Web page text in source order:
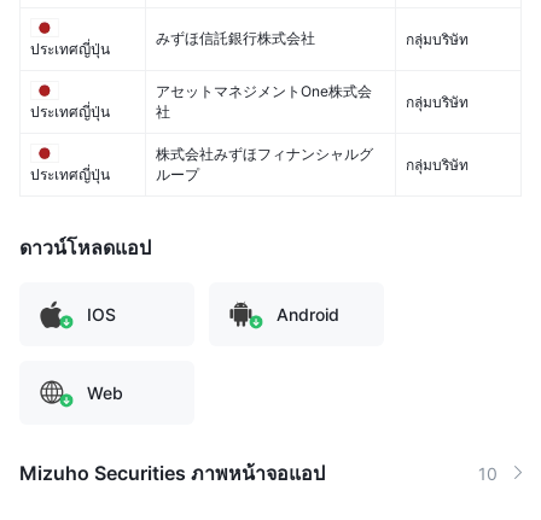
ประเทศญี่ปุ่น
みずほ信託銀行株式会社 กลุ่มบริษัท
ประเทศญี่ปุ่น
アセットマネジメントOne株式会
社
กลุ่มบริษัท
ประเทศญี่ปุ่น
株式会社みずほフィナンシャルグ
ループ
กลุ่มบริษัท
ดาวน์โหลดแอป
IOS Android
Web
Mizuho Securities ภาพหน้าจอแอป 10